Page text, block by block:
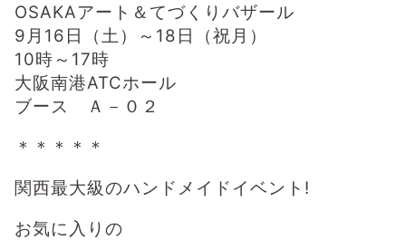
OSAKAアート＆てづくりバザール
9月16日（土）～18日（祝月）
10時～17時
大阪南港ATCホール
ブース Ａ－０２
＊＊＊＊＊
関西最大級のハンドメイドイベント!
お気に入りの